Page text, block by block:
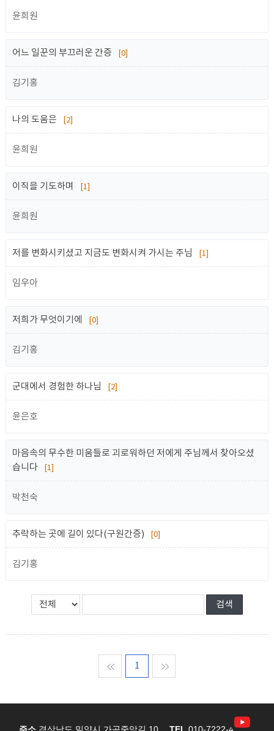
윤희원
어느 일꾼의 부끄러운 간증 [0]
김기홍
나의 도움은 [2]
윤희원
이직을 기도하며 [1]
윤희원
저를 변화시키셨고 지금도 변화시켜 가시는 주님 [1]
임우아
저희가 무엇이기에 [0]
김기홍
군대에서 경험한 하나님 [2]
윤은호
마음속의 무수한 미움들로 괴로워하던 저에게 주님께서 찾아오셨
습니다
[1]
박천숙
추락하는 곳에 길이 있다(구원간증) [0]
김기홍
맨처음
1